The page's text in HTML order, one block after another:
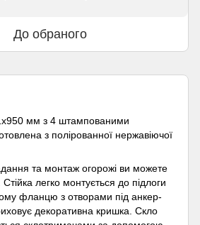
До обраного
мм з 4 штампованими
з полірованної нержавіючої
та монтаж огорожі ви можете
легко монтується до підлоги
фланцю з отворами під анкер-
декоративна кришка. Скло